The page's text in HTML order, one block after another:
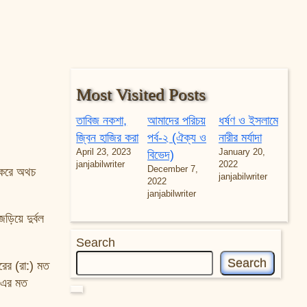
অথচ
দুর্বল
(রা:) মত
এর মত
Most Visited Posts
তাবিজ নকশা,
জ্বিন হাজির করা
April 23, 2023
janjabilwriter
আমাদের পরিচয়
পর্ব-২ (ঐক্য ও
বিভেদ)
December 7,
2022
janjabilwriter
ধর্ষণ ও ইসলামে
নারীর মর্যাদা
January 20,
2022
janjabilwriter
Search
Search